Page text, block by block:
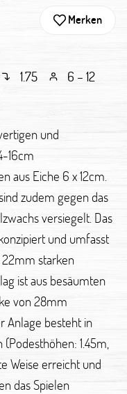
Merken
1.75 6 – 12
und
16cm
aus Eiche 6 x 12cm.
zudem gegen das
versiegelt. Das
und umfasst
starken
ist aus besäumten
von 28mm
Anlage besteht in
1.45m,
Weise erreicht und
das Spielen